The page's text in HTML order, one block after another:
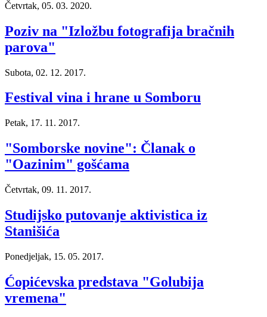
Četvrtak, 05. 03. 2020.
Poziv na "Izložbu fotografija bračnih
parova"
Subota, 02. 12. 2017.
Festival vina i hrane u Somboru
Petak, 17. 11. 2017.
"Somborske novine": Članak o
"Oazinim" gošćama
Četvrtak, 09. 11. 2017.
Studijsko putovanje aktivistica iz
Stanišića
Ponedjeljak, 15. 05. 2017.
Ćopićevska predstava "Golubija
vremena"